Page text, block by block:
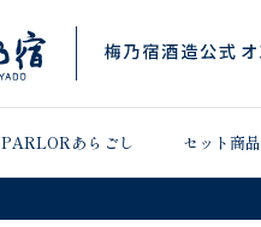
PARLORあらごし セット商品